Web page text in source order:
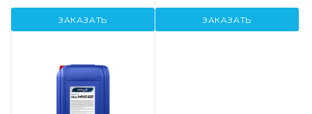
ЗАКАЗАТЬ ЗАКАЗАТЬ